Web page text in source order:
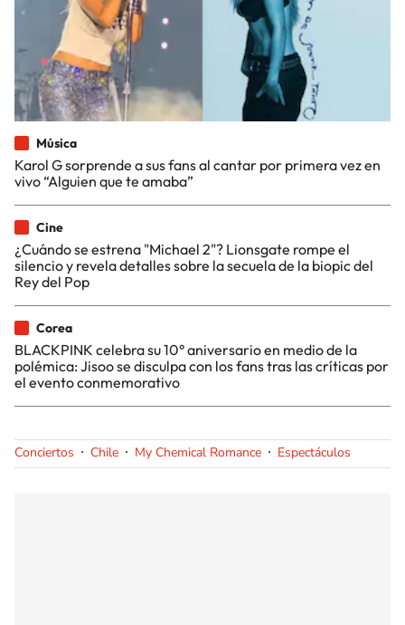
Música
Karol G sorprende a sus fans al cantar por primera vez en
vivo “Alguien que te amaba”
Cine
¿Cuándo se estrena "Michael 2"? Lionsgate rompe el
silencio y revela detalles sobre la secuela de la biopic del
Rey del Pop
Corea
BLACKPINK celebra su 10° aniversario en medio de la
polémica: Jisoo se disculpa con los fans tras las críticas por
el evento conmemorativo
Conciertos Chile My Chemical Romance Espectáculos